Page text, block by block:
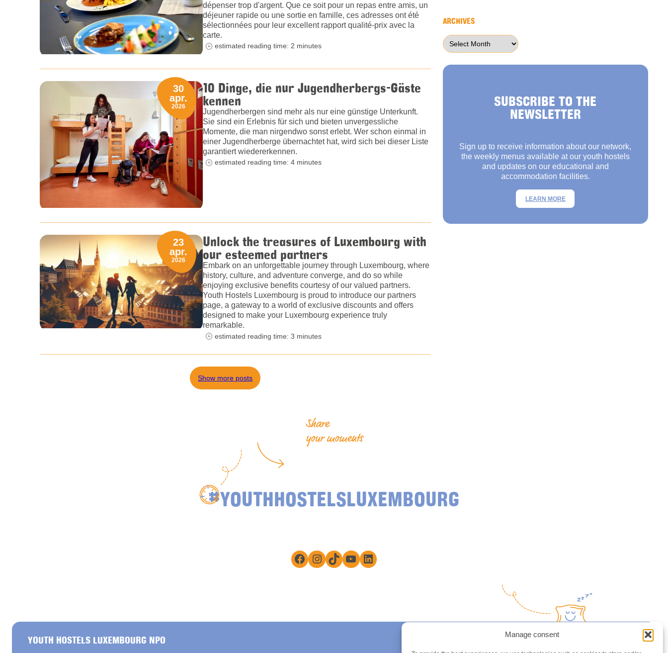
Manage consent
dépenser trop d'argent. Que ce soit pour un repas entre amis, un
déjeuner rapide ou une sortie en famille, ces adresses ont été
sélectionnées pour leur excellent rapport qualité-prix avec la
carte.
estimated reading time: 2 minutes
10 Dinge, die nur Jugendherbergs-Gäste
kennen
Jugendherbergen sind mehr als nur eine günstige Unterkunft.
Sie sind ein Erlebnis für sich und bieten unvergessliche
Momente, die man nirgendwo sonst erlebt. Wer schon einmal in
einer Jugendherberge übernachtet hat, wird sich bei dieser Liste
garantiert wiedererkennen.
30
apr.
2026
estimated reading time: 4 minutes
Unlock the treasures of Luxembourg with
our esteemed partners
Embark on an unforgettable journey through Luxembourg, where
history, culture, and adventure converge, and do so while
enjoying exclusive benefits courtesy of our valued partners.
Youth Hostels Luxembourg is proud to introduce our partners
page, a gateway to a world of exclusive discounts and offers
designed to make your Luxembourg experience truly
remarkable.
23
apr.
2026
estimated reading time: 3 minutes
Show more posts
ARCHIVES
Archives
SUBSCRIBE TO THE
NEWSLETTER
Sign up to receive information about our network,
the weekly menus available at our youth hostels
and updates on our educational and
accommodation facilities.
LEARN MORE
Share
your moments
#YOUTHHOSTELSLUXEMBOURG
Facebook
Instagram
TikTokYouTube
LinkedIn
YOUTH HOSTELS LUXEMBOURG NPO